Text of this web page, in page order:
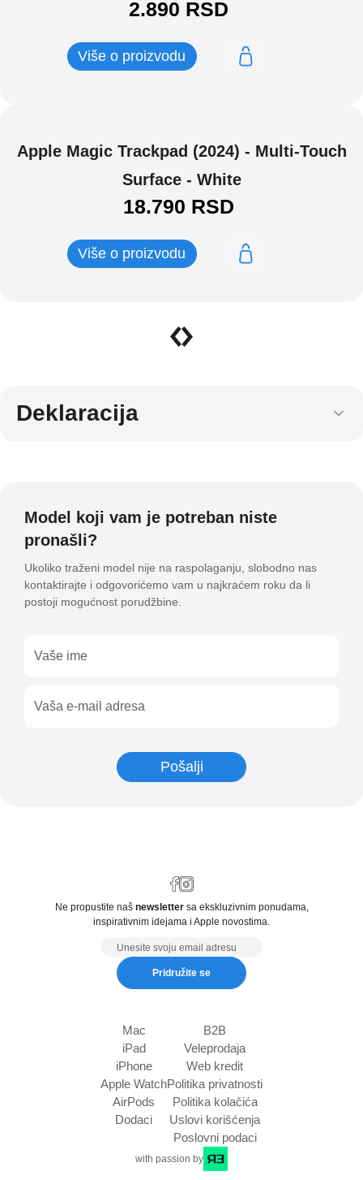
2.890 RSD
Više o proizvodu
Apple Magic Trackpad (2024) - Multi-Touch
Surface - White
18.790 RSD
Više o proizvodu
Deklaracija
Model koji vam je potreban niste
pronašli?
Ukoliko traženi model nije na raspolaganju, slobodno nas
kontaktirajte i odgovorićemo vam u najkraćem roku da li
postoji mogućnost porudžbine.
Ne propustite naš newslettersa ekskluzivnim ponudama,
inspirativnim idejama i Apple novostima.
Pridružite se
Mac
iPad
iPhone
Apple Watch
AirPods
Dodaci
B2B
Veleprodaja
Web kredit
Politika privatnosti
Politika kolačića
Uslovi korišćenja
Poslovni podaci
with passion by